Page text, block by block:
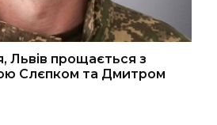
Львів прощається з
Слєпком та Дмитром